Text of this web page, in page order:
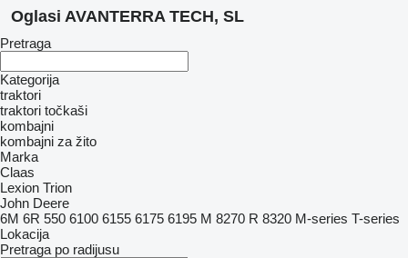
Oglasi AVANTERRA TECH, SL
Pretraga
Kategorija
traktori
traktori točkaši
kombajni
kombajni za žito
Marka
Claas
Lexion Trion
John Deere
6M 6R 550 6100 6155 6175 6195 M 8270 R 8320 M-series T-series
Lokacija
Pretraga po radijusu